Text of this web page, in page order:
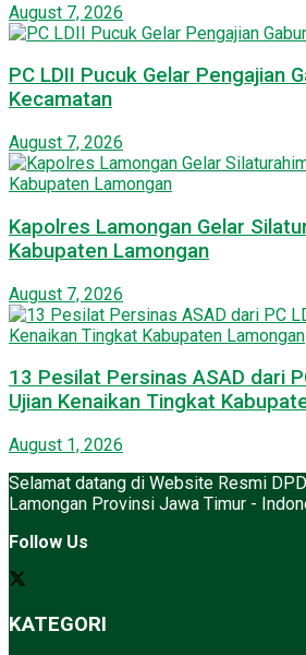
August 7, 2026
PC LDII Pucuk Gelar Pengajian
Kecamatan
August 7, 2026
Kapolres Lamongan Gelar
Kabupaten Lamongan
August 7, 2026
13 Pesilat Persinas ASAD dari
Ujian Kenaikan Tingkat
August 1, 2026
Selamat datang di Website Resmi
Lamongan Provinsi Jawa Timur -
Follow Us
KATEGORI